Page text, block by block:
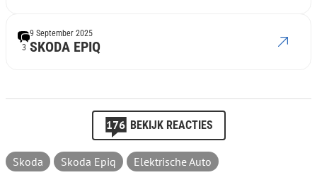
3 SKODA EPIQ
9 September 2025
176 BEKIJK REACTIES
Skoda Skoda Epiq Elektrische Auto